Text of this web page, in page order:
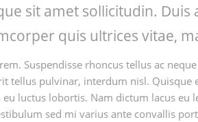
sit amet sollicitudin.
quis ultrices vitae,
Suspendisse rhoncus tellus ac
tellus pulvinar, interdum nisl. Quisque
eu luctus lobortis. Nam dictum lacus eu
sed mi varius ante convallis